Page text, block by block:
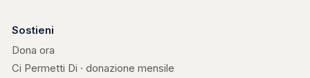
Sostieni
Dona ora
Ci Permetti Di · donazione mensile